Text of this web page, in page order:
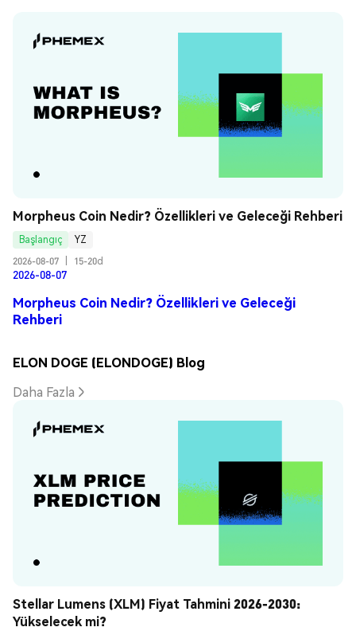
Morpheus Coin Nedir? Özellikleri ve Geleceği Rehberi
Başlangıç
YZ
2026-08-07
15-20d
2026-08-07
Morpheus Coin Nedir? Özellikleri ve Geleceği
Rehberi
ELON DOGE (ELONDOGE) Blog
Daha Fazla
Stellar Lumens (XLM) Fiyat Tahmini 2026-2030:
Yükselecek mi?